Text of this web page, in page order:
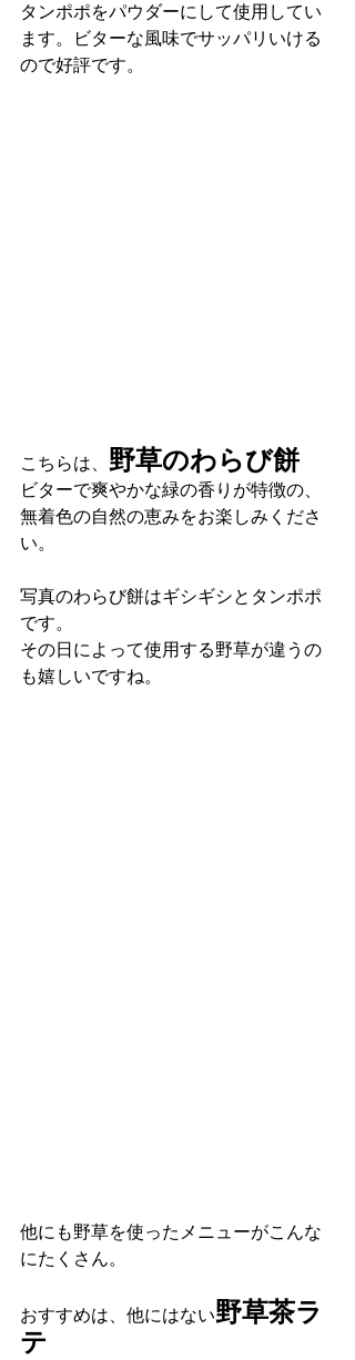
タンポポをパウダーにして使用してい
ます。ビターな風味でサッパリいける
ので好評です。
こちらは、 野草のわらび餅
ビターで爽やかな緑の香りが特徴の、
無着色の自然の恵みをお楽しみくださ
い。
写真のわらび餅はギシギシとタンポポ
です。
その日によって使用する野草が違うの
も嬉しいですね。
他にも野草を使ったメニューがこんな
にたくさん。
おすすめは、他にはない野草茶ラ
テ